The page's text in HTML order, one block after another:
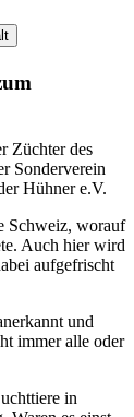
Züchter des
Sonderverein
Hühner e.V.
Schweiz, worauf
Auch hier wird
aufgefrischt
und
immer alle oder
in